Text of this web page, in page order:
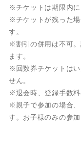
※チケットは期限内に
※チケットが残った
す。
※割引の併用は不可
ます。
※回数券チケットは
せん。
※退会時、登録手数料
※親子で参加の場合
す。お子様のみの参